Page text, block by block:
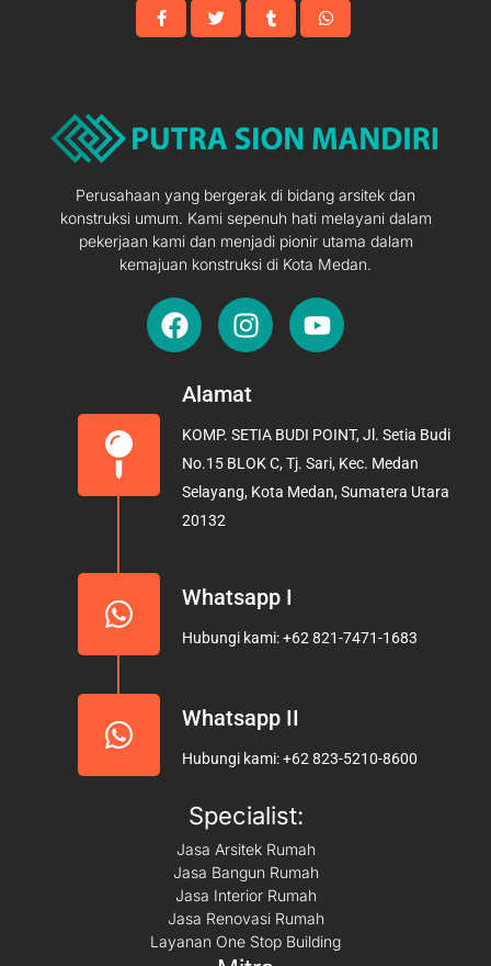
Perusahaan yang bergerak di bidang arsitek dan
konstruksi umum. Kami sepenuh hati melayani dalam
pekerjaan kami dan menjadi pionir utama dalam
kemajuan konstruksi di Kota Medan.
F
a
e
o
o
k
I
n
t
g
r
a
Y
o
b
e
Alamat
KOMP. SETIA BUDI POINT, Jl. Setia Budi
No.15 BLOK C, Tj. Sari, Kec. Medan
Selayang, Kota Medan, Sumatera Utara
20132
Whatsapp I
Hubungi kami: +62 821-7471-1683
Whatsapp II
Hubungi kami: +62 823-5210-8600
Specialist:
Jasa Arsitek Rumah
Jasa Bangun Rumah
Jasa Interior Rumah
Jasa Renovasi Rumah
Layanan One Stop Building